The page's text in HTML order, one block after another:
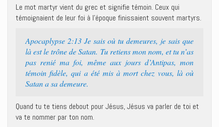
Le mot martyr vient du grec et signifie témoin. Ceux qui
témoignaient de leur foi à l’époque finissaient souvent martyrs.
Apocaplypse 2:13 Je sais où tu demeures, je sais que
là est le trône de Satan. Tu retiens mon nom, et tu n’as
pas renié ma foi, même aux jours d’Antipas, mon
témoin fidèle, qui a été mis à mort chez vous, là où
Satan a sa demeure.
Quand tu te tiens debout pour Jésus, Jésus va parler de toi et
va te nommer par ton nom.